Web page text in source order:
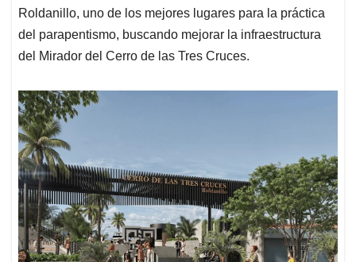
Roldanillo, uno de los mejores lugares para la práctica
del parapentismo, buscando mejorar la infraestructura
del Mirador del Cerro de las Tres Cruces.